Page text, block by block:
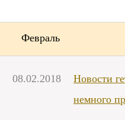
Февраль
08.02.2018
Новости
немного